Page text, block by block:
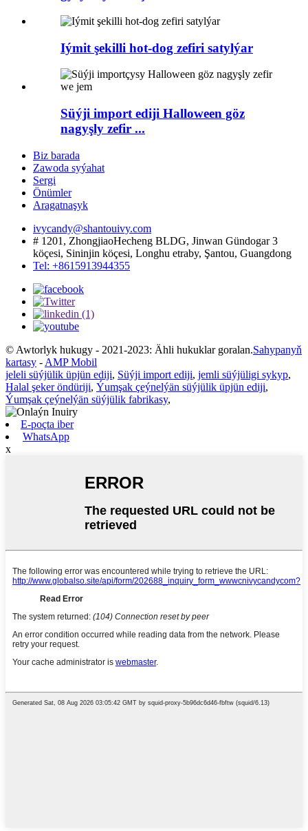
Iýmit şekilli hot-dog zefiri satylýar
Süýji import ediji Halloween göz
nagyşly zefir ...
Biz barada
Zawoda syýahat
Sergi
Önümler
Aragatnaşyk
ivycandy@shantouivy.com
# 1201, ZhongjiaoHecheng BLDG, Jinwan Gündogar 3
köçesi, Sininjin köçesi, Longhu etraby, Şantou, Guangdong
Tel: +8615913944355
© Awtorlyk hukugy - 2021-2023: Ähli hukuklar goralan.Sahypanyň
kartasy - AMP Mobil
jeleli süýjülik üpjün ediji, Süýji import ediji, jemli süýjüligi sykyp,
Halal şeker öndüriji, Ýumşak çeýnelýän süýjülik üpjün ediji,
Ýumşak çeýnelýän süýjülik fabrikasy,
E-poçta iber
WhatsApp
x